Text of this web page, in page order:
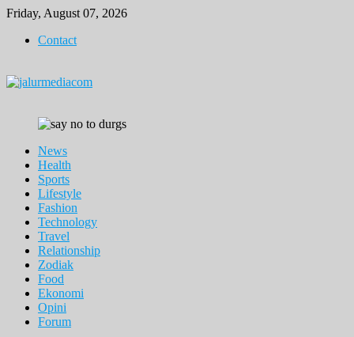
Skip
content
Friday, August 07, 2026
Contact
News
Health
Sports
Lifestyle
Fashion
Technology
Travel
Relationship
Zodiak
Food
Ekonomi
Opini
Forum